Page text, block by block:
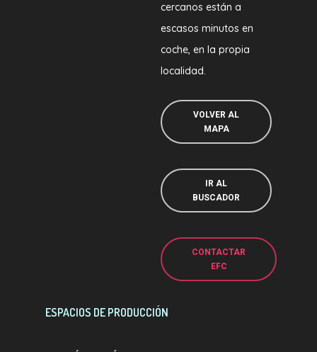
cercanos están a
escasos minutos en
coche, en la propia
localidad.
VOLVER AL
MAPA
IR AL
BUSCADOR
CONTACTAR
EFC
ESPACIOS DE PRODUCCIÓN